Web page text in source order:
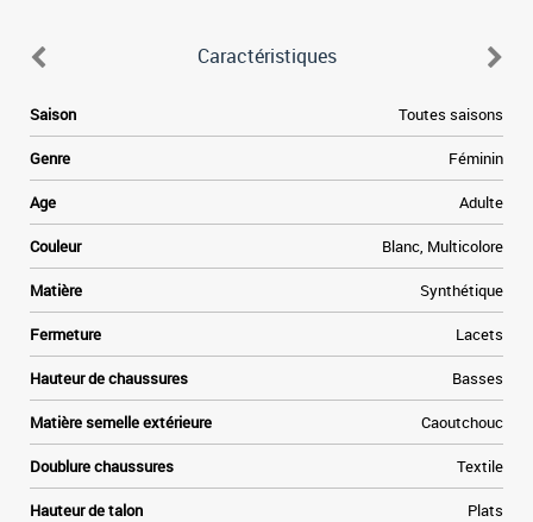
Caractéristiques
Saison Toutes saisons
Genre Féminin
Age Adulte
Couleur Blanc, Multicolore
Matière Synthétique
Fermeture Lacets
Hauteur de chaussures Basses
Matière semelle extérieure Caoutchouc
Doublure chaussures Textile
Hauteur de talon Plats